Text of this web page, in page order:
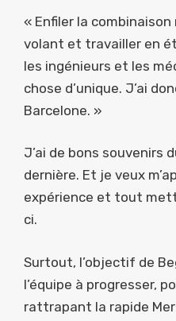
« Enfiler la
volant et travailler en
les ingénieurs et les
chose d’unique. J’ai
Barcelone. »
J’ai de bons souvenirs
dernière. Et je veux
expérience et tout
ci.
Surtout, l’objectif de
l’équipe à progresser,
rattrapant la rapide